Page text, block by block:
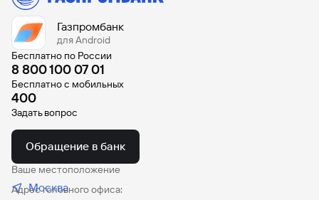
Газпромбанк
для Android
Бесплатно по России
8 800 100 07 01
Бесплатно с мобильных
400
Задать вопрос
Обращение в банк
Ваше местоположение
Москва
Адрес головного офиса: